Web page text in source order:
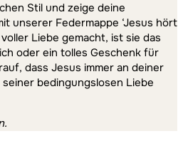
Stil und zeige deine
unserer Federmappe ‘Jesus hört
Liebe gemacht, ist sie das
oder ein tolles Geschenk für
dass Jesus immer an deiner
bedingungslosen Liebe